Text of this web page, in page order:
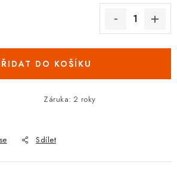
DO KOŠÍKU
Záruka: 2 roky
Sdílet